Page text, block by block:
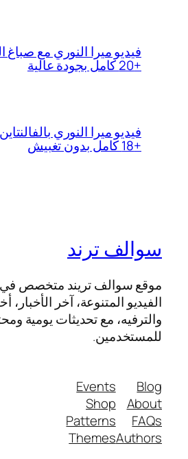
فيديو ميرا النوري مع صباغ
+20 كامل بجودة عالية
فيديو ميرا النوري بالفالنتاين
+18 كامل بدون تغبيش
سوالف ترند
موقع سوالف تريند متخصص
الفيديو المتنوعة، آخر الأخبار،
والترفيه، مع تحديثات يومية
للمستخدمين.
Blog
About
FAQs
Authors
Events
Shop
Patterns
Themes